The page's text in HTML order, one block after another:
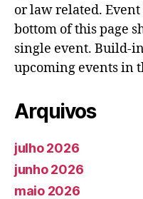
or law related.
bottom of this page
single event. Build-
upcoming events in
Arquivos
julho 2026
junho 2026
maio 2026